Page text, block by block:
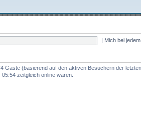
| Mich bei
Gäste (basierend auf den aktiven Besuchern der
zeitgleich online waren.